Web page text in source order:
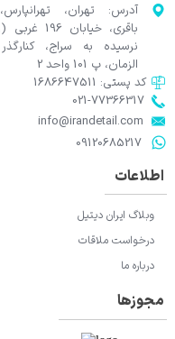
★★★★
آدرس: تهران،
باقری، خیابان
نرسیده به سراج،
الزمان، پ 101 واحد 2
​​​​​​​info@irandetail.com
021-77366317​​​​​​​​​​​​​​​​​​​​​
​​​​​​​09120685217​​​​​​​
کد پستی: 1686647511
اطلاعات
وبلاگ ایران دیتیل
درخواست ملاقات
درباره ما
مجوزها